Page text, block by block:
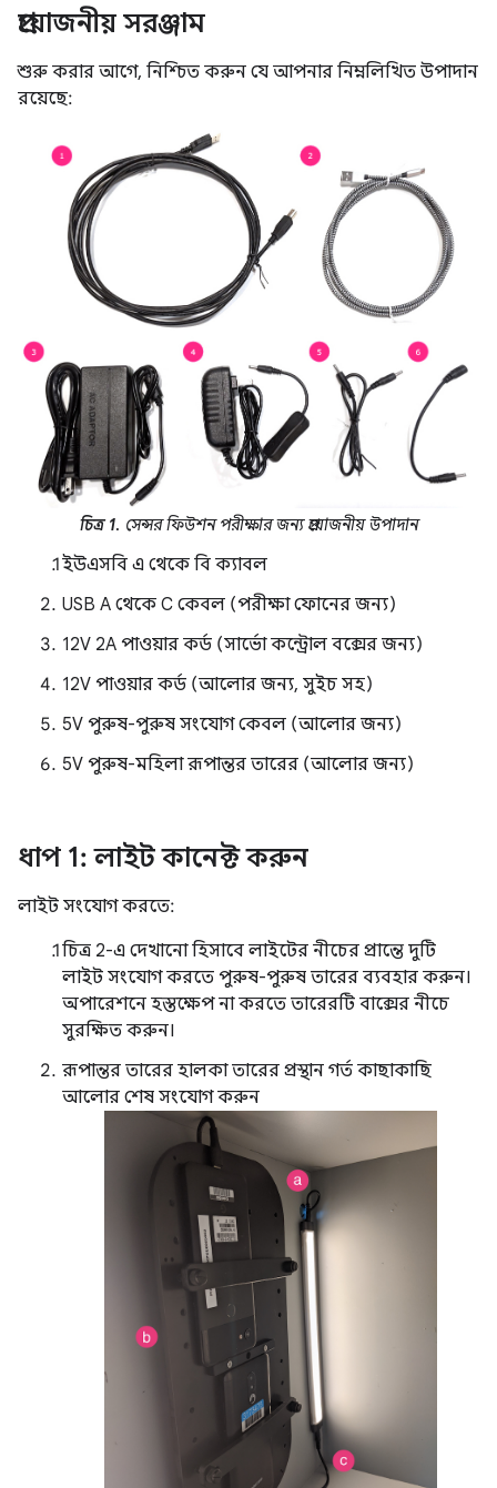
প্রয়োজনীয় সরঞ্জাম
শুরু করার আগে, নিশ্চিত করুন যে আপনার নিম্নলিখিত উপাদান
রয়েছে:
চিত্র 1. সেন্সর ফিউশন পরীক্ষার জন্য প্রয়োজনীয় উপাদান
ইউএসবি এ থেকে বি ক্যাবল
USB A থেকে C কেবল (পরীক্ষা ফোনের জন্য)
12V 2A পাওয়ার কর্ড (সার্ভো কন্ট্রোল বক্সের জন্য)
12V পাওয়ার কর্ড (আলোর জন্য, সুইচ সহ)
5V পুরুষ-পুরুষ সংযোগ কেবল (আলোর জন্য)
5V পুরুষ-মহিলা রূপান্তর তারের (আলোর জন্য)
ধাপ 1: লাইট কানেক্ট করুন
লাইট সংযোগ করতে:
চিত্র 2-এ দেখানো হিসাবে লাইটের নীচের প্রান্তে দুটি
লাইট সংযোগ করতে পুরুষ-পুরুষ তারের ব্যবহার করুন।
অপারেশনে হস্তক্ষেপ না করতে তারেরটি বাক্সের নীচে
সুরক্ষিত করুন।
রূপান্তর তারের হালকা তারের প্রস্থান গর্ত কাছাকাছি
আলোর শেষ সংযোগ করুন